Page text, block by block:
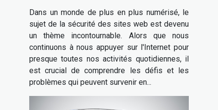
Dans un monde de plus en plus numérisé, le
sujet de la sécurité des sites web est devenu
un thème incontournable. Alors que nous
continuons à nous appuyer sur l'Internet pour
presque toutes nos activités quotidiennes, il
est crucial de comprendre les défis et les
problèmes qui peuvent survenir en...